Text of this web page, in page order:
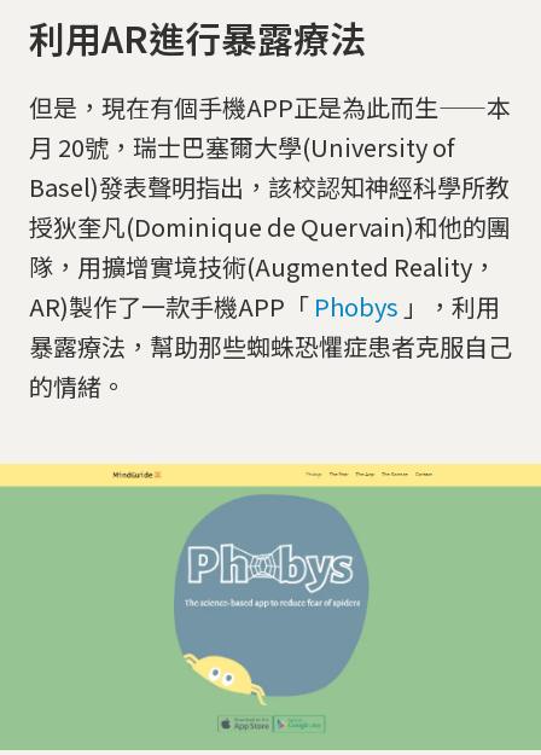
利用AR進行暴露療法
但是，現在有個手機APP正是為此而生——本
月 20號，瑞士巴塞爾大學(University of
Basel)發表聲明指出，該校認知神經科學所教
授狄奎凡(Dominique de Quervain)和他的團
隊，用擴增實境技術(Augmented Reality，
AR)製作了一款手機APP「 Phobys 」，利用
暴露療法，幫助那些蜘蛛恐懼症患者克服自己
的情緒。